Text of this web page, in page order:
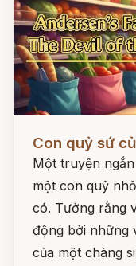
Con quỷ sứ
Một truyện
một con quỷ
có. Tưởng rằng
động bởi những
của một chàng